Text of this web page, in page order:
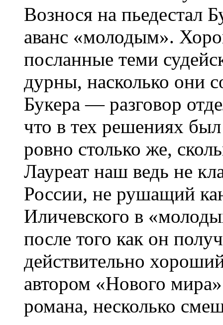
Вознося на пьедестал
аванс «молодым».
посланные теми
дурны, насколько они
Букера — разговор
что в тех решениях
ровно столько же,
Лауреат наш ведь не
России, не рушащий
Иличевского в
после того как он
действительно
автором «Нового
романа, несколько